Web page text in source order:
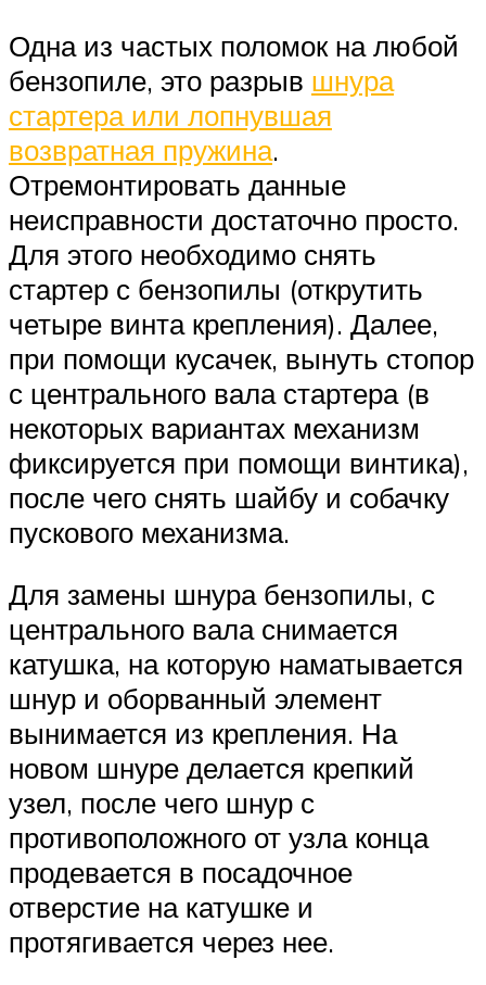
Одна из частых поломок на любой
бензопиле, это разрыв шнура
стартера или лопнувшая
возвратная пружина.
Отремонтировать данные
неисправности достаточно просто.
Для этого необходимо снять
стартер с бензопилы (открутить
четыре винта крепления). Далее,
при помощи кусачек, вынуть стопор
с центрального вала стартера (в
некоторых вариантах механизм
фиксируется при помощи винтика),
после чего снять шайбу и собачку
пускового механизма.
Для замены шнура бензопилы, с
центрального вала снимается
катушка, на которую наматывается
шнур и оборванный элемент
вынимается из крепления. На
новом шнуре делается крепкий
узел, после чего шнур с
противоположного от узла конца
продевается в посадочное
отверстие на катушке и
протягивается через нее.